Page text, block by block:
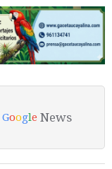
Google News